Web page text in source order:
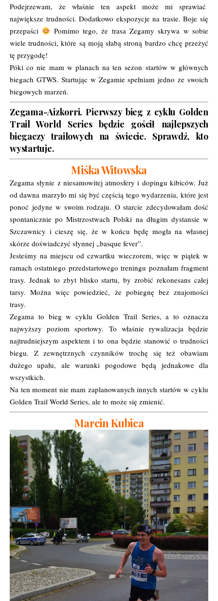
Podejrzewam, że właśnie ten aspekt może mi sprawiać
największe trudności. Dodatkowo ekspozycje na trasie. Boje się
przepaści
Pomimo tego, że trasa Zegamy skrywa w sobie
wiele trudności, które są moją słabą stroną bardzo chcę przeżyć
tę przygodę!
Póki co nie mam w planach na ten sezon startów w głównych
biegach GTWS. Startując w Zegamie spełniam jedno ze swoich
biegowych marzeń.
Zegama-Aizkorri. Pierwszy bieg z cyklu Golden
Trail World Series będzie gościł najlepszych
biegaczy trailowych na świecie. Sprawdź, kto
wystartuje.
Miśka Witowska
Zegama słynie z niesamowitej atmosfery i dopingu kibiców. Już
od dawna marzyło mi się być częścią tego wydarzenia, które jest
ponoć jedyne w swoim rodzaju. O starcie zdecydowałam dość
spontanicznie po Mistrzostwach Polski na długim dystansie w
Szczawnicy i cieszę się, że w końcu będę mogła na własnej
skórze doświadczyć słynnej „basque fever”.
Jesteśmy na miejscu od czwartku wieczorem, więc w piątek w
ramach ostatniego przedstartowego treningu poznałam fragment
trasy. Jednak to zbyt blisko startu, by zrobić rekonesans całej
tarsy. Można więc powiedzieć, że pobiegnę bez znajomości
trasy.
Zegama to bieg w cyklu Golden Trail Series, a to oznacza
najwyższy poziom sportowy. To właśnie rywalizacja będzie
najtrudniejszym aspektem i to ona będzie stanowić o trudności
biegu. Z zewnętrznych czynników trochę się też obawiam
dużego upału, ale warunki pogodowe będą jednakowe dla
wszystkich.
Na ten moment nie mam zaplanowanych innych startów w cyklu
Golden Trail World Series, ale to może się zmienić.
Marcin Kubica